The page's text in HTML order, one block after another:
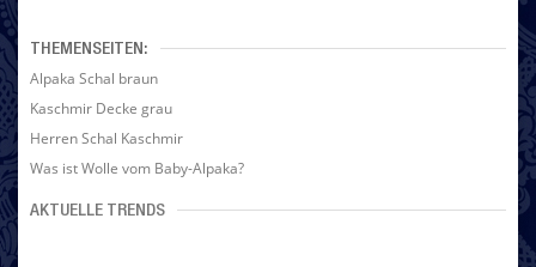
THEMENSEITEN:
Alpaka Schal braun
Kaschmir Decke grau
Herren Schal Kaschmir
Was ist Wolle vom Baby-Alpaka?
AKTUELLE TRENDS